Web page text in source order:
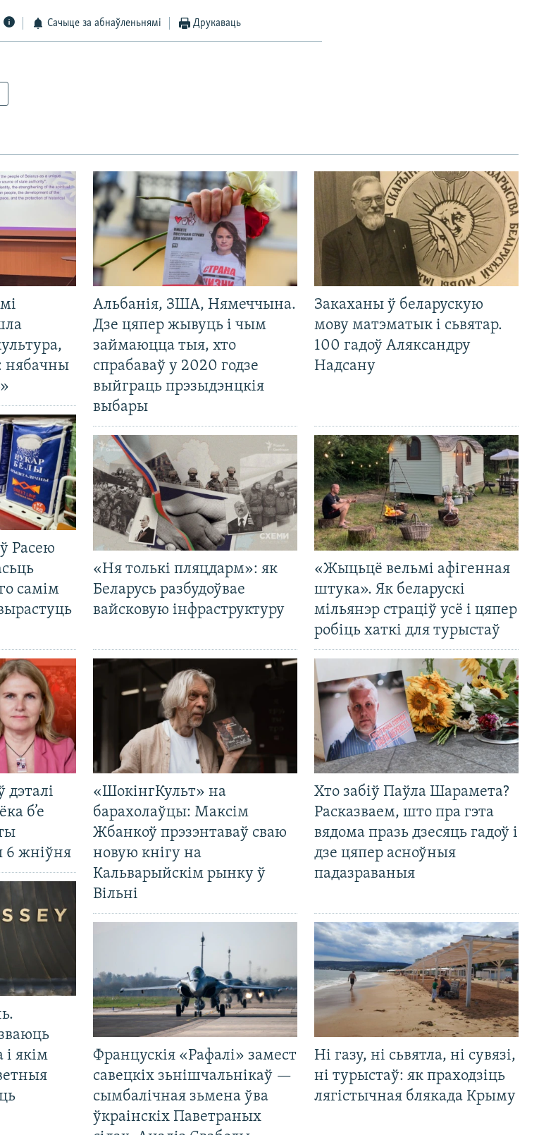
Сачыце за абнаўленьнямі Друкаваць
нябачны
Расею
самім
дэталі
б’е
6 жніўня
якім
Альбанія, ЗША, Нямеччына.
Дзе цяпер жывуць і чым
займаюцца тыя, хто
спрабаваў у 2020 годзе
выйграць прэзыдэнцкія
выбары
Закаханы ў беларускую
мову матэматык і сьвятар.
100 гадоў Аляксандру
Надсану
«Ня толькі пляцдарм»: як
Беларусь разбудоўвае
вайсковую інфраструктуру
«Жыцьцё вельмі афігенная
штука». Як беларускі
мільянэр страціў усё і цяпер
робіць хаткі для турыстаў
«ШокінгКульт» на
барахолаўцы: Максім
Жбанкоў прэзэнтаваў сваю
новую кнігу на
Кальварыйскім рынку ў
Вільні
Хто забіў Паўла Шарамета?
Расказваем, што пра гэта
вядома празь дзесяць гадоў і
дзе цяпер асноўныя
падазраваныя
Францускія «Рафалі» замест
савецкіх зьнішчальнікаў —
сымбалічная зьмена ўва
ўкраінскіх Паветраных
Ні газу, ні сьвятла, ні сувязі,
ні турыстаў: як праходзіць
лягістычная блякада Крыму